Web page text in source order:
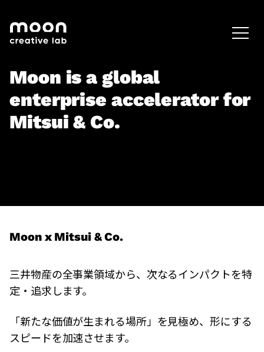
HOME
CAREERS
LEADERSHIP
Moon is a global
enterprise accelerator for
Mitsui & Co.
Moon x Mitsui & Co.
三井物産の全事業領域から、次なるインパクトを特
定・追求します。
「新たな価値が生まれる場所」を見極め、形にする
スピードを加速させます。